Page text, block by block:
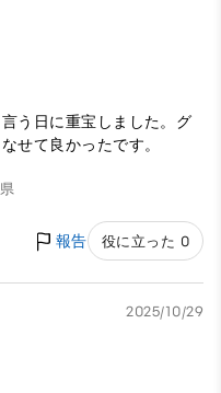
う日に重宝しました。グ
せて良かったです。
報告 役に立った 0
2025/10/29